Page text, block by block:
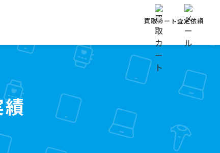
買取カート査定依頼